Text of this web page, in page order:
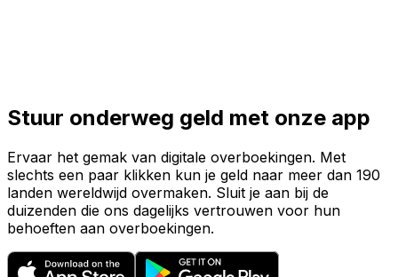
Stuur onderweg geld met onze app
Ervaar het gemak van digitale overboekingen. Met
slechts een paar klikken kun je geld naar meer dan 190
landen wereldwijd overmaken. Sluit je aan bij de
duizenden die ons dagelijks vertrouwen voor hun
behoeften aan overboekingen.